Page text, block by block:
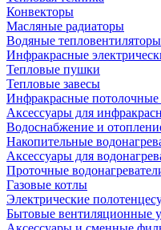
Конвекторы
Масляные радиаторы
Водяные тепловентиляторы
Инфракрасные
Тепловые пушки
Тепловые завесы
Инфракрасные потолочные
Аксессуары для
Водоснабжение и
Накопительные
Аксессуары для
Проточные
Газовые котлы
Электрические
Бытовые вентиляционные